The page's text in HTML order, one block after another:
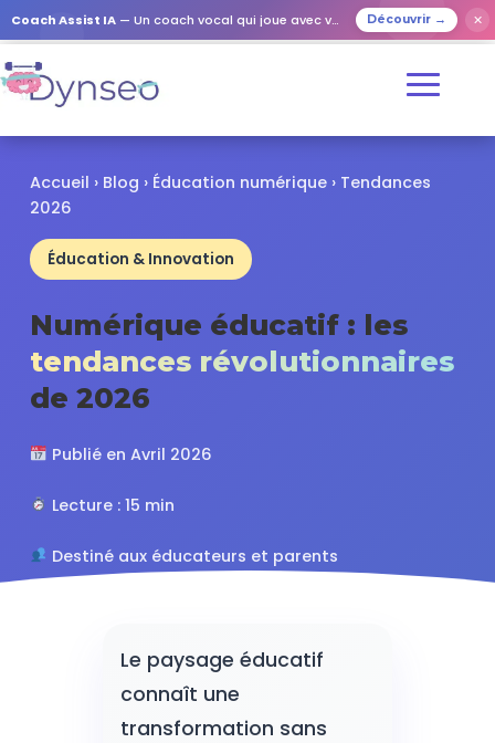
Coach Assist IA — Un coach vocal qui joue avec vos proches Découvrir → ✕
Accueil › Blog › Éducation numérique › Tendances
2026
Éducation & Innovation
Numérique éducatif : les
tendances révolutionnaires
de 2026
Publié en Avril 2026
Lecture : 15 min
Destiné aux éducateurs et parents
Le paysage éducatif
connaît une
transformation sans